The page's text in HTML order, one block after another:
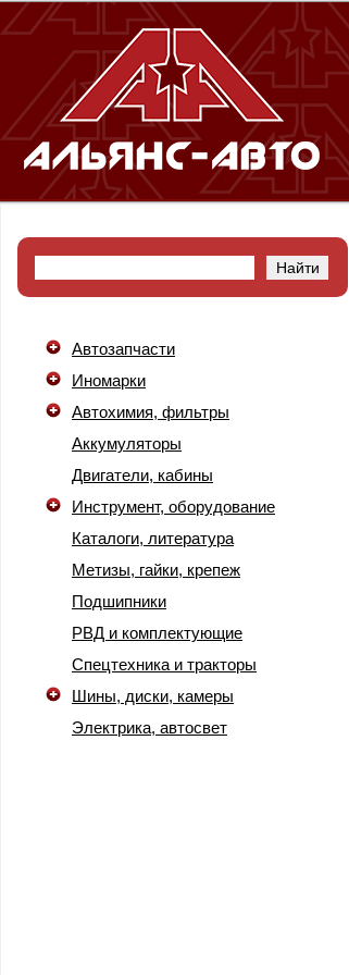
Автозапчасти
Иномарки
Автохимия, фильтры
Аккумуляторы
Двигатели, кабины
Инструмент, оборудование
Каталоги, литература
Метизы, гайки, крепеж
Подшипники
РВД и комплектующие
Спецтехника и тракторы
Шины, диски, камеры
Электрика, автосвет